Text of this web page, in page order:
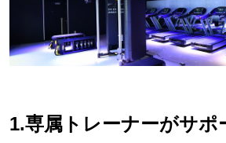
1.専属トレーナーがサポ